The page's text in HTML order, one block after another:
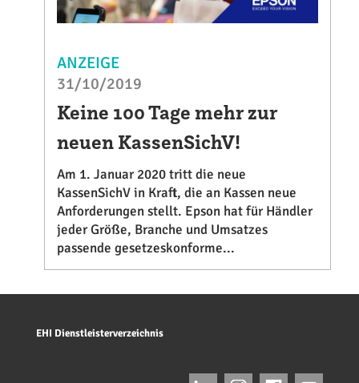
ANZEIGE
31/10/2019
Keine 100 Tage mehr zur
neuen KassenSichV!
Am 1. Januar 2020 tritt die neue
KassenSichV in Kraft, die an Kassen neue
Anforderungen stellt. Epson hat für Händler
jeder Größe, Branche und Umsatzes
passende gesetzeskonforme...
EHI Dienstleisterverzeichnis